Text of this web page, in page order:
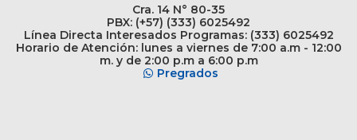
Cra. 14 N° 80-35
PBX: (+57) (333) 6025492
Línea Directa Interesados Programas: (333) 6025492
Horario de Atención: lunes a viernes de 7:00 a.m - 12:00
m. y de 2:00 p.m a 6:00 p.m
Pregrados